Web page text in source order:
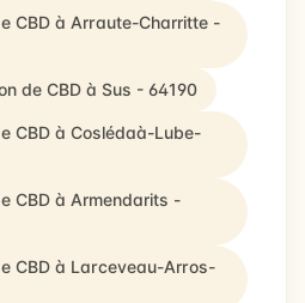
CBD à Arraute-Charritte -
de CBD à Sus - 64190
CBD à Coslédaà-Lube-
CBD à Armendarits -
CBD à Larceveau-Arros-